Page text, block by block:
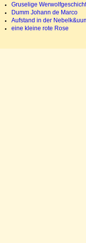
Gruselige
Dumm Johann de Marco
Aufstand in der
eine kleine rote Rose